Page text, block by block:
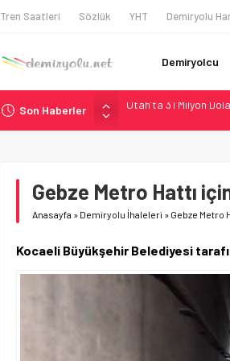
Tren Saatleri Sözlük YHT Demiryolu
Demiryolcu
Son Haberler
Wabtec Brezilya’da 1
ABD’de CREATE
DB Modernizasyon
Utah’ta 31 Milyon
Gebze Metro Hattı
Anasayfa » Demiryolu İhaleleri » Gebze Metro
Kocaeli Büyükşehir Belediyesi